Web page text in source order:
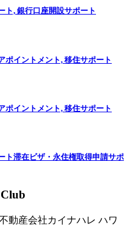
ト, 銀行口座開設サポート
ポイントメント, 移住サポート
ポイントメント, 移住サポート
ト滞在ビザ・永住権取得申請サポ
動産会社カイナハレ ハワ